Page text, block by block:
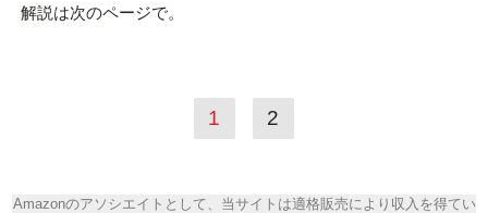
解説は次のページで。
1 2
Amazonのアソシエイトとして、当サイトは適格販売により収入を得てい